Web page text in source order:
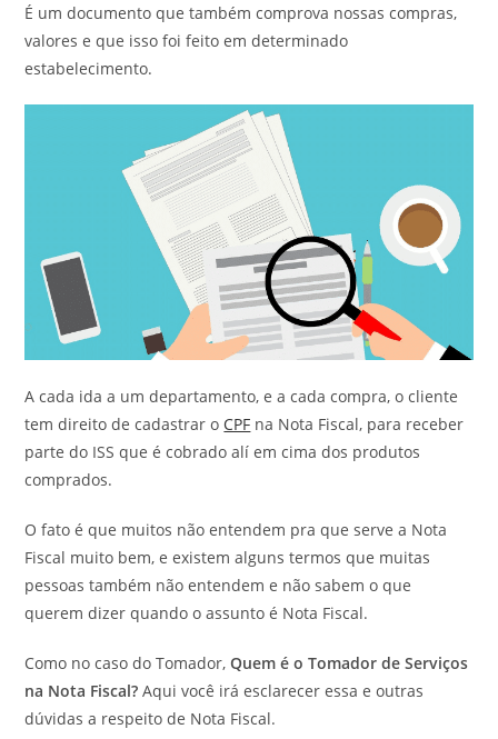
É um documento que também comprova nossas compras,
valores e que isso foi feito em determinado
estabelecimento.
A cada ida a um departamento, e a cada compra, o cliente
tem direito de cadastrar o CPF na Nota Fiscal, para receber
parte do ISS que é cobrado alí em cima dos produtos
comprados.
O fato é que muitos não entendem pra que serve a Nota
Fiscal muito bem, e existem alguns termos que muitas
pessoas também não entendem e não sabem o que
querem dizer quando o assunto é Nota Fiscal.
Como no caso do Tomador,Quem é o Tomador de Serviços
na Nota Fiscal?Aqui você irá esclarecer essa e outras
dúvidas a respeito de Nota Fiscal.